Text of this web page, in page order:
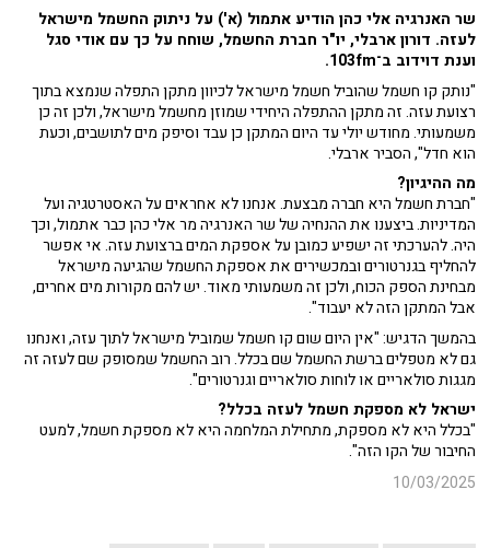
שר האנרגיה אלי כהן הודיע אתמול (א') על ניתוק החשמל מישראל
לעזה. דורון ארבלי, יו"ר חברת החשמל, שוחח על כך עם אודי סגל
וענת דוידוב ב־103fm.
"נותק קו חשמל שהוביל חשמל מישראל לכיוון מתקן התפלה שנמצא בתוך
רצועת עזה. זה מתקן ההתפלה היחידי שמוזן מחשמל מישראל, ולכן זה כן
משמעותי. מחודש יולי עד היום המתקן כן עבד וסיפק מים לתושבים, וכעת
הוא חדל", הסביר ארבלי.
מה ההיגיון?
"חברת חשמל היא חברה מבצעת. אנחנו לא אחראים על האסטרטגיה ועל
המדיניות. ביצענו את ההנחיה של שר האנרגיה מר אלי כהן כבר אתמול, וכך
היה. להערכתי זה ישפיע כמובן על אספקת המים ברצועת עזה. אי אפשר
להחליף בגנרטורים ובמכשירים את אספקת החשמל שהגיעה מישראל
מבחינת הספק הכוח, ולכן זה משמעותי מאוד. יש להם מקורות מים אחרים,
אבל המתקן הזה לא יעבוד".
בהמשך הדגיש: "אין היום שום קו חשמל שמוביל מישראל לתוך עזה, ואנחנו
גם לא מטפלים ברשת החשמל שם בכלל. רוב החשמל שמסופק שם לעזה זה
מגגות סולאריים או לוחות סולאריים וגנרטורים".
ישראל לא מספקת חשמל לעזה בכלל?
"בכלל היא לא מספקת, מתחילת המלחמה היא לא מספקת חשמל, למעט
החיבור של הקו הזה".
10/03/2025